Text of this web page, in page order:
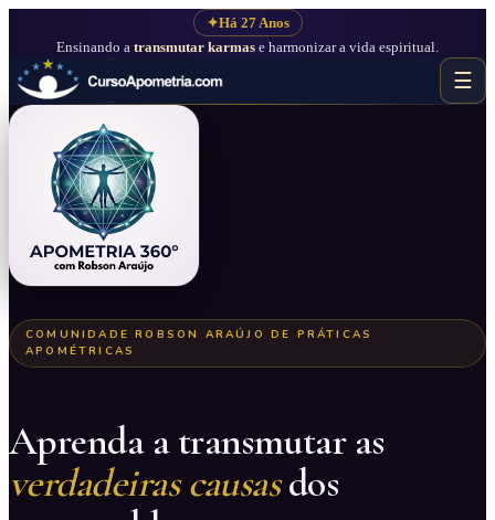
✦Há 27 Anos
Ensinando a transmutar karmas e harmonizar a vida espiritual.
☰
COMUNIDADE ROBSON ARAÚJO DE PRÁTICAS
APOMÉTRICAS
Aprenda a transmutar as
verdadeiras causasdos